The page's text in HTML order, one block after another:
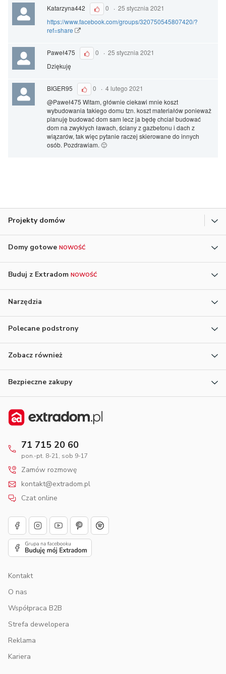
Katarzyna442
0 ·25 stycznia 2021
https://www.facebook.com/groups/320750545807420/?
ref=share
Paweł475 0 ·25 stycznia 2021
Dziękuję
BIGER95 0 ·4 lutego 2021
@Paweł475 Witam, głównie ciekawi mnie koszt
wybudowania takiego domu tzn. koszt materiałów ponieważ
planuję budować dom sam lecz ja będę chciał budować
dom na zwykłych ławach, ściany z gazbetonu i dach z
wiązarów, tak więc pytanie raczej skierowane do innych
osób. Pozdrawiam. 🙂
Projekty domów
Domy gotowe NOWOŚĆ
Buduj z Extradom NOWOŚĆ
Narzędzia
Polecane podstrony
Zobacz również
Bezpieczne zakupy
71 715 20 60
pon.-pt. 8-21, sob 9-17
Zamów rozmowę
kontakt@extradom.pl
Czat online
Kontakt
O nas
Współpraca B2B
Strefa dewelopera
Reklama
Kariera